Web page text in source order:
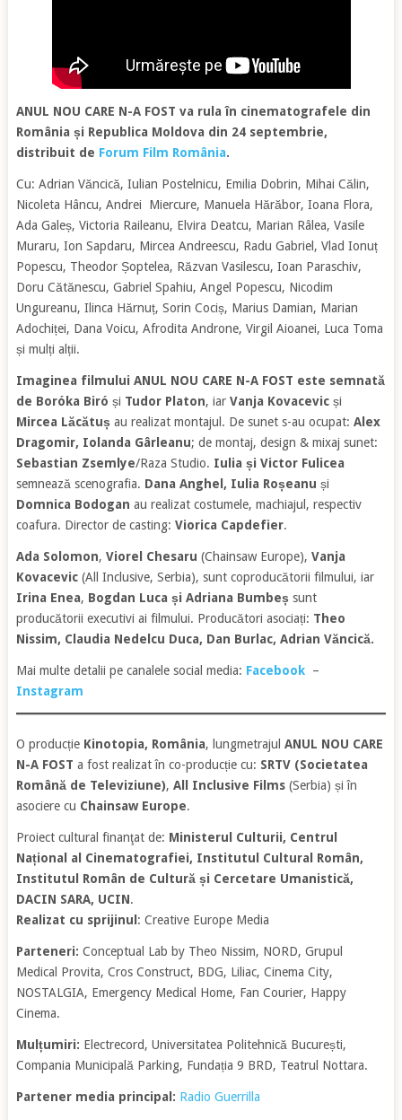
ANUL NOU CARE N-A FOST va rula în cinematografele din
România și Republica Moldova din 24 septembrie,
distribuit de Forum Film România.
Cu: Adrian Văncică, Iulian Postelnicu, Emilia Dobrin, Mihai Călin,
Nicoleta Hâncu, Andrei Miercure, Manuela Hărăbor, Ioana Flora,
Ada Galeș, Victoria Raileanu, Elvira Deatcu, Marian Râlea, Vasile
Muraru, Ion Sapdaru, Mircea Andreescu, Radu Gabriel, Vlad Ionuț
Popescu, Theodor Șoptelea, Răzvan Vasilescu, Ioan Paraschiv,
Doru Cătănescu, Gabriel Spahiu, Angel Popescu, Nicodim
Ungureanu, Ilinca Hărnuț, Sorin Cociș, Marius Damian, Marian
Adochiței, Dana Voicu, Afrodita Androne, Virgil Aioanei, Luca Toma
și mulți alții.
Imaginea filmului ANUL NOU CARE N-A FOST este semnată
de Boróka Biró și Tudor Platon, iar Vanja Kovacevic și
Mircea Lăcătuș au realizat montajul. De sunet s-au ocupat: Alex
Dragomir, Iolanda Gârleanu; de montaj, design & mixaj sunet:
Sebastian Zsemlye/Raza Studio. Iulia și Victor Fulicea
semnează scenografia. Dana Anghel, Iulia Roșeanu și
Domnica Bodogan au realizat costumele, machiajul, respectiv
coafura. Director de casting: Viorica Capdefier.
Ada Solomon, Viorel Chesaru (Chainsaw Europe), Vanja
Kovacevic(All Inclusive, Serbia), sunt coproducătorii filmului, iar
Irina Enea, Bogdan Luca și Adriana Bumbeș sunt
producătorii executivi ai filmului. Producători asociați: Theo
Nissim, Claudia Nedelcu Duca, Dan Burlac, Adrian Văncică.
Mai multe detalii pe canalele social media: Facebook–
Instagram
O producție Kinotopia, România, lungmetrajul ANUL NOU CARE
N-A FOST a fost realizat în co-producție cu: SRTV (Societatea
Română de Televiziune), All Inclusive Films (Serbia) și în
asociere cu Chainsaw Europe.
Proiect cultural finanţat de: Ministerul Culturii, Centrul
Național al Cinematografiei, Institutul Cultural Român,
Institutul Român de Cultură și Cercetare Umanistică,
DACIN SARA, UCIN.
Realizat cu sprijinul : Creative Europe Media
Parteneri: Conceptual Lab by Theo Nissim, NORD, Grupul
Medical Provita, Cros Construct, BDG, Liliac, Cinema City,
NOSTALGIA, Emergency Medical Home, Fan Courier, Happy
Cinema.
Mulțumiri: Electrecord, Universitatea Politehnică București,
Compania Municipală Parking, Fundația 9 BRD, Teatrul Nottara.
Partener media principal: Radio Guerrilla